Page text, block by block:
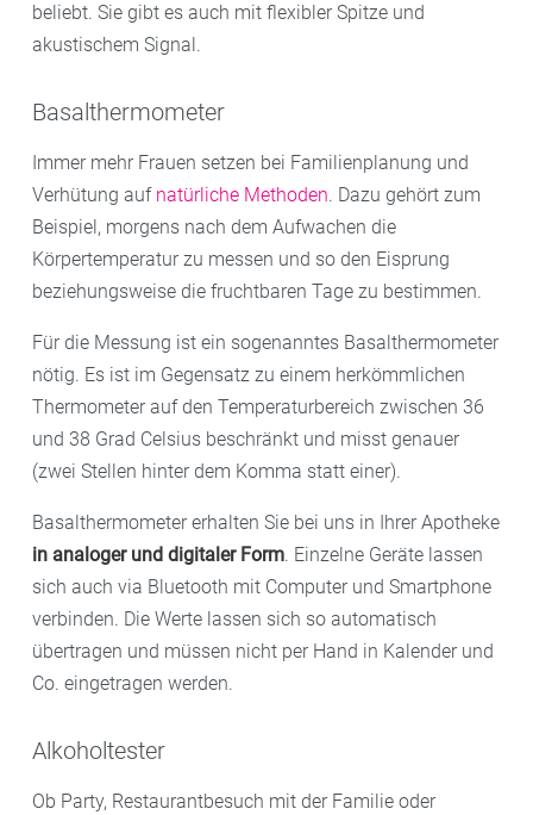
beliebt. Sie gibt es auch mit flexibler Spitze und
akustischem Signal.
Basalthermometer
Immer mehr Frauen setzen bei Familienplanung und
Verhütung auf natürliche Methoden. Dazu gehört zum
Beispiel, morgens nach dem Aufwachen die
Körpertemperatur zu messen und so den Eisprung
beziehungsweise die fruchtbaren Tage zu bestimmen.
Für die Messung ist ein sogenanntes Basalthermometer
nötig. Es ist im Gegensatz zu einem herkömmlichen
Thermometer auf den Temperaturbereich zwischen 36
und 38 Grad Celsius beschränkt und misst genauer
(zwei Stellen hinter dem Komma statt einer).
Basalthermometer erhalten Sie bei uns in Ihrer Apotheke
in analoger und digitaler Form. Einzelne Geräte lassen
sich auch via Bluetooth mit Computer und Smartphone
verbinden. Die Werte lassen sich so automatisch
übertragen und müssen nicht per Hand in Kalender und
Co. eingetragen werden.
Alkoholtester
Ob Party, Restaurantbesuch mit der Familie oder